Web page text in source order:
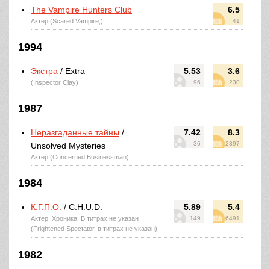
6.5
41
The Vampire Hunters Club
Актер (Scared Vampire;)
1994
5.53
96
3.6
230
Экстра / Extra
(Inspector Clay)
1987
7.42
36
8.3
2397
Неразгаданные тайны /
Unsolved Mysteries
Актер (Concerned Businessman)
1984
5.89
149
5.4
6491
К.Г.П.О. / C.H.U.D.
Актер: Хроника, В титрах не указан
(Frightened Spectator, в титрах не указан)
1982